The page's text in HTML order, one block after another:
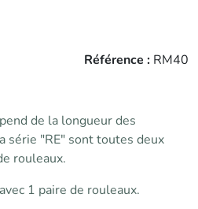
Référence : RM40
de la longueur des
série "RE" sont toutes deux
rouleaux.
1 paire de rouleaux.